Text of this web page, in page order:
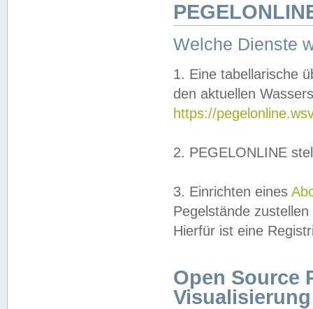
Welche Dienste
1. Eine tabellarische
den aktuellen
https://
2. PEGELONLINE
3. Einrichten eines
Pegelstände
Hierfür ist eine
Open Source
Visualisierung